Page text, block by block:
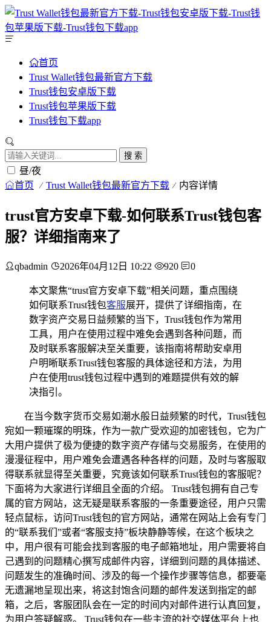
首页
Trust Wallet钱包最新官方下载
Trust钱包安卓版下载
Trust钱包苹果版下载
Trust钱包下载app
搜 索
昼/夜
首页 Trust Wallet钱包最新官方下载 内容详情
trust官方安卓下载-如何联系Trust钱包客
服？详细指南来了
qbadmin 2026年04月12日 10:22 920 0
本文聚焦“trust官方安卓下载”相关问题，重点围绕
如何联系Trust钱包客服展开，提供了详细指南，在
数字资产交易日益频繁的当下，Trust钱包作为常用
工具，用户在使用过程中难免会遇到各种问题，而
及时联系客服解决至关重要，该指南将帮助安卓用
户明晰联系Trust钱包客服的具体途径和方法，为用
户在使用trust钱包过程中遇到的难题提供有效的解
决指引。
在当今数字货币交易如潮水般日益频繁的时代，Trust钱包
宛如一颗璀璨的明珠，作为一款广受欢迎的加密钱包，它为广
大用户提供了极为便捷的数字资产存储与交易服务，在使用的
漫漫征程中，用户难免会遭遇各种各样的问题，及时与客服取
得联系就显得至关重要，究竟该如何联系Trust钱包的客服呢？
下面将为大家进行详细且全面的介绍。 Trust钱包拥有自己专
属的官方网站，这无疑是联系客服的一条重要途径，用户只需
轻点鼠标，访问Trust钱包的官方网站，通常在网站上会有专门
的“联系我们”或者“客服支持”板块静静等候，在这个板块之
中，用户很有可能会找到客服的电子邮箱地址，用户需要将自
己遇到的问题精心撰写成邮件内容，详细到问题的具体描述、
问题发生的准确时间、涉及的每一个操作步骤等信息，都要毫
无遗漏地呈现出来，将这封饱含问题的邮件发送到指定的邮
箱，之后，客服团队会在一定的时间内对邮件进行认真回复，
为用户答疑解惑。 Trust钱包在一些主流的社交媒体平台上也